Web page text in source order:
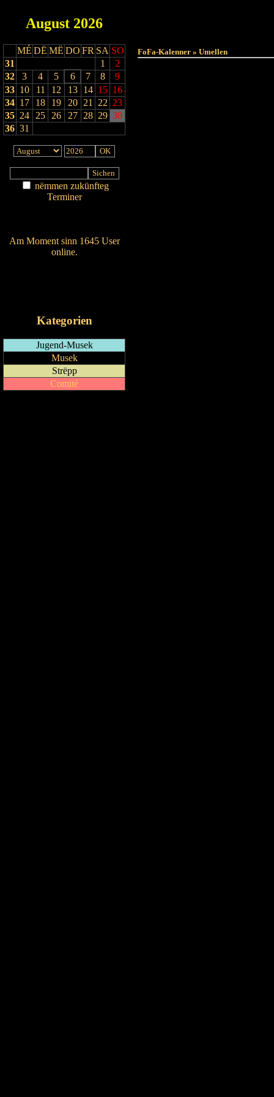
August 2026
MÉ DË MË DO FR SA SO
31
1
2
32
3 4 5 6 7 8
9
33 10 11 12 13 14 15 16
34 17 18 19 20 21 22 23
35 24 25 26 27 28 29 30
36 31
nëmmen zukünfteg
Terminer
Am Moment sinn 1645 User
online.
Kategorien
Jugend-Musek
Musek
Strëpp
Comité
FoFa-Kalenner » Umellen